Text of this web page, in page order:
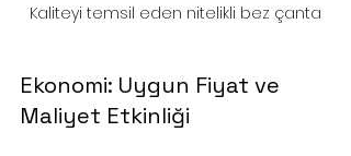
Kaliteyi temsil eden nitelikli bez çanta
Ekonomi: Uygun Fiyat ve
Maliyet Etkinliği